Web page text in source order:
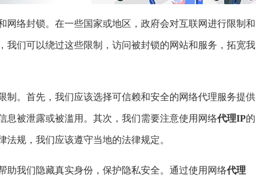
网络封锁。在一些国家或地区，政府会对互联网进行限制和
我们可以绕过这些限制，访问被封锁的网站和服务，拓宽我
制。首先，我们应该选择可信赖和安全的网络代理服务提供
息被泄露或被滥用。其次，我们需要注意使用网络代理IP的
法规，我们应该遵守当地的法律规定。
助我们隐藏真实身份，保护隐私安全。通过使用网络代理